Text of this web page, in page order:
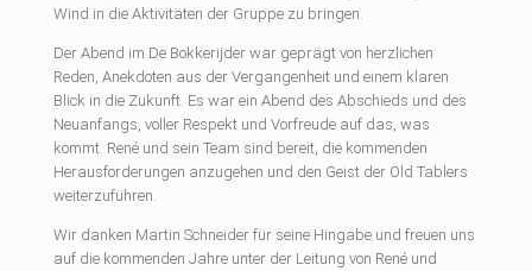
Wind in die Aktivitäten der Gruppe zu bringen.
Der Abend im De Bokkerijder war geprägt von herzlichen
Reden, Anekdoten aus der Vergangenheit und einem klaren
Blick in die Zukunft. Es war ein Abend des Abschieds und des
Neuanfangs, voller Respekt und Vorfreude auf das, was
kommt. René und sein Team sind bereit, die kommenden
Herausforderungen anzugehen und den Geist der Old Tablers
weiterzuführen.
Wir danken Martin Schneider für seine Hingabe und freuen uns
auf die kommenden Jahre unter der Leitung von René und